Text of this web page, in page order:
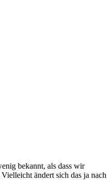
bekannt, als dass wir
ändert sich das ja nach